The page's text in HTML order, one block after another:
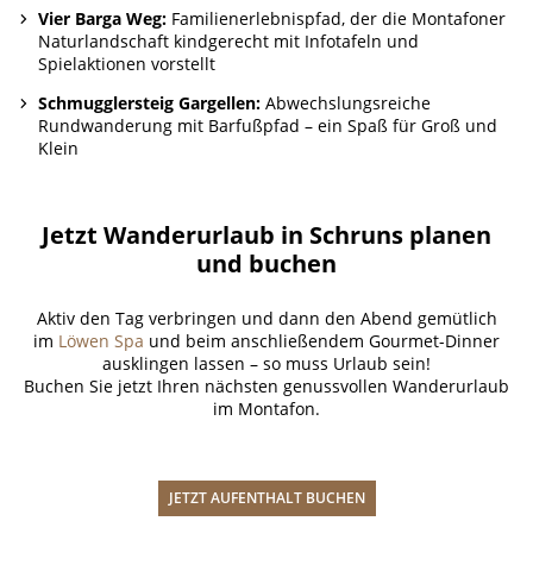
Vier Barga Weg: Familienerlebnispfad, der die Montafoner
Naturlandschaft kindgerecht mit Infotafeln und
Spielaktionen vorstellt
Schmugglersteig Gargellen: Abwechslungsreiche
Rundwanderung mit Barfußpfad – ein Spaß für Groß und
Klein
Jetzt Wanderurlaub in Schruns planen
und buchen
Aktiv den Tag verbringen und dann den Abend gemütlich
im Löwen Spa und beim anschließendem Gourmet-Dinner
ausklingen lassen – so muss Urlaub sein!
Buchen Sie jetzt Ihren nächsten genussvollen Wanderurlaub
im Montafon.
JETZT AUFENTHALT BUCHEN